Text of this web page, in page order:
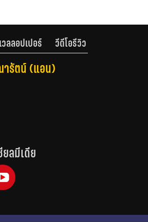
วลลอปเปอร์ วีดีโอรีวิว
รัตน์ (แอน)
ลมีเดีย